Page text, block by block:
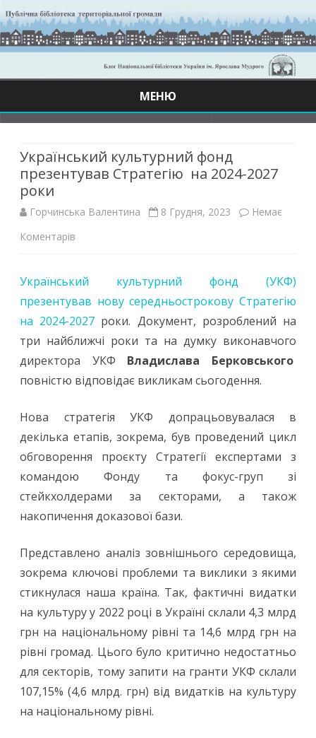
МЕНЮ
Український культурний фонд
презентував Стратегію на 2024-2027
роки
Горчинська Валентина 8 Грудня, 2023
Немає
Коментарів
культурний
презентував
Стратегію
на
2027
роки
Український культурний фонд (УКФ)
презентував нову середньострокову Стратегію
на 2024-2027 роки. Документ, розроблений на
три найближчі роки та на думку виконавчого
директора УКФ Владислава Берковського
повністю відповідає викликам сьогодення.
Нова стратегія УКФ допрацьовувалася в
декілька етапів, зокрема, був проведений цикл
обговорення проєкту Стратегії експертами з
командою Фонду та фокус-груп зі
стейкхолдерами за секторами, а також
накопичення доказової бази.
Представлено аналіз зовнішнього середовища,
зокрема ключові проблеми та виклики з якими
стикнулася наша країна. Так, фактичні видатки
на культуру у 2022 році в Україні склали 4,3 млрд
грн на національному рівні та 14,6 млрд грн на
рівні громад. Цього було критично недостатньо
для секторів, тому запити на гранти УКФ склали
107,15% (4,6 млрд. грн) від видатків на культуру
на національному рівні.